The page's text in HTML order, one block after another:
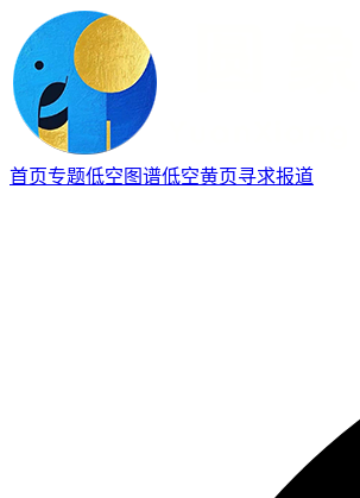
首页专题低空图谱低空黄页寻求报道